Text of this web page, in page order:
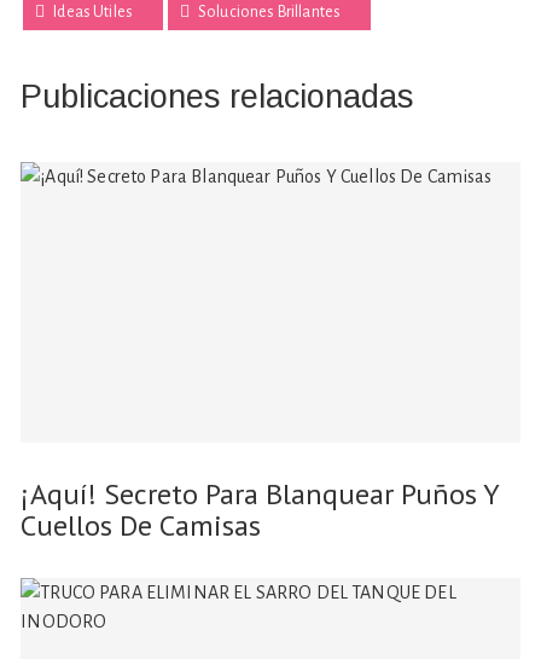
Ideas Utiles Soluciones Brillantes
Publicaciones relacionadas
¡Aquí! Secreto Para Blanquear Puños Y
Cuellos De Camisas